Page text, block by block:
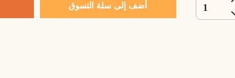
1 أضف إلى سلة التسوق